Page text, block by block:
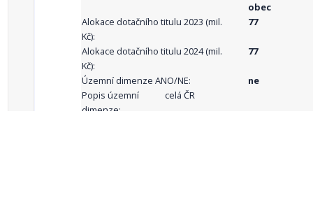
obec
Alokace dotačního titulu 2023 (mil.
Kč):
77
Alokace dotačního titulu 2024 (mil.
Kč):
77
Územní dimenze ANO/NE:
ne
Popis územní
dimenze:
celá ČR